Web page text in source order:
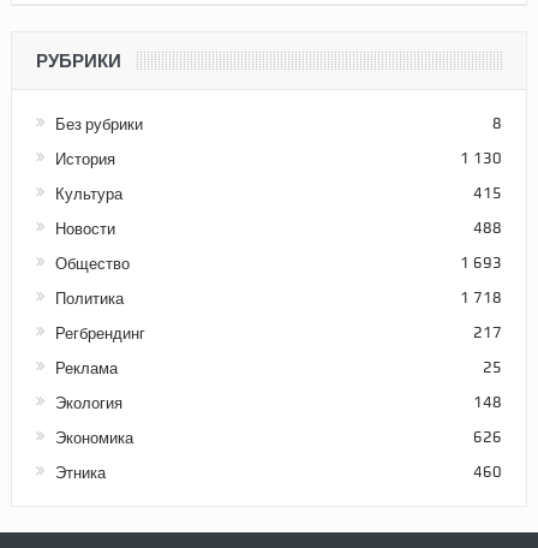
РУБРИКИ
Без рубрики 8
История 1 130
Культура 415
Новости 488
Общество 1 693
Политика 1 718
Регбрендинг 217
Реклама 25
Экология 148
Экономика 626
Этника 460